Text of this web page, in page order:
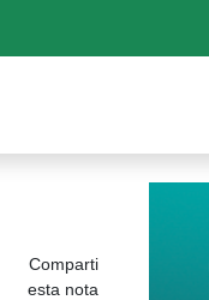
Comparti
esta nota